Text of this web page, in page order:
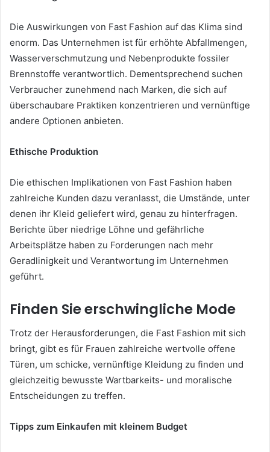
Die Auswirkungen von Fast Fashion auf das Klima sind
enorm. Das Unternehmen ist für erhöhte Abfallmengen,
Wasserverschmutzung und Nebenprodukte fossiler
Brennstoffe verantwortlich. Dementsprechend suchen
Verbraucher zunehmend nach Marken, die sich auf
überschaubare Praktiken konzentrieren und vernünftige
andere Optionen anbieten.
Ethische Produktion
Die ethischen Implikationen von Fast Fashion haben
zahlreiche Kunden dazu veranlasst, die Umstände, unter
denen ihr Kleid geliefert wird, genau zu hinterfragen.
Berichte über niedrige Löhne und gefährliche
Arbeitsplätze haben zu Forderungen nach mehr
Geradlinigkeit und Verantwortung im Unternehmen
geführt.
Finden Sie erschwingliche Mode
Trotz der Herausforderungen, die Fast Fashion mit sich
bringt, gibt es für Frauen zahlreiche wertvolle offene
Türen, um schicke, vernünftige Kleidung zu finden und
gleichzeitig bewusste Wartbarkeits- und moralische
Entscheidungen zu treffen.
Tipps zum Einkaufen mit kleinem Budget